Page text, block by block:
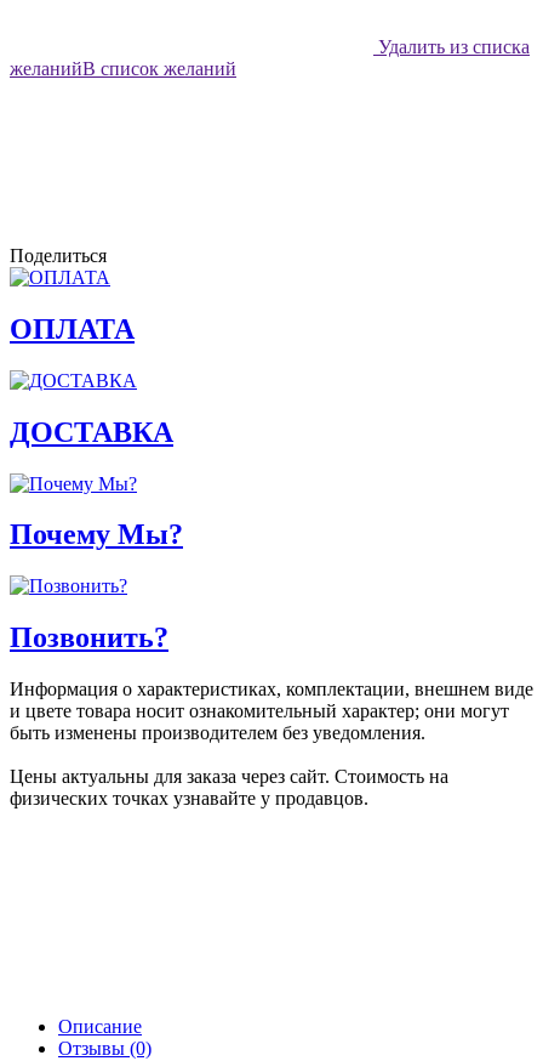
Удалить из списка
желанийВ список желаний
Поделиться
ОПЛАТА
ДОСТАВКА
Почему Мы?
Позвонить?
Информация о характеристиках, комплектации, внешнем виде
и цвете товара носит ознакомительный характер; они могут
быть изменены производителем без уведомления.
Цены актуальны для заказа через сайт. Стоимость на
физических точках узнавайте у продавцов.
Описание
Отзывы (0)